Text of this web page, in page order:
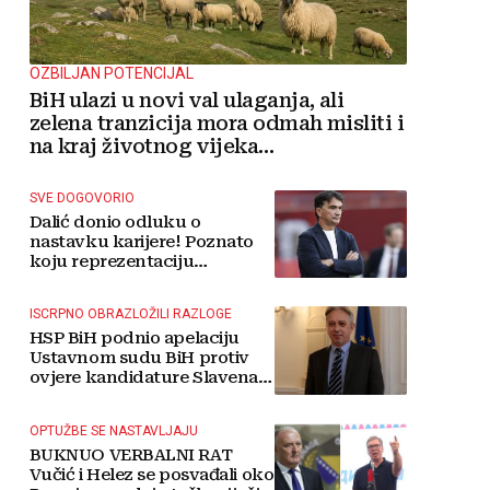
OZBILJAN POTENCIJAL
BiH ulazi u novi val ulaganja, ali
zelena tranzicija mora odmah misliti i
na kraj životnog vijeka
SVE DOGOVORIO
Dalić donio odluku o
nastavku karijere! Poznato
koju reprezentaciju
ISCRPNO OBRAZLOŽILI RAZLOGE
HSP BiH podnio apelaciju
Ustavnom sudu BiH protiv
ovjere kandidature Slavena
OPTUŽBE SE NASTAVLJAJU
BUKNUO VERBALNI RAT
Vučić i Helez se posvađali oko